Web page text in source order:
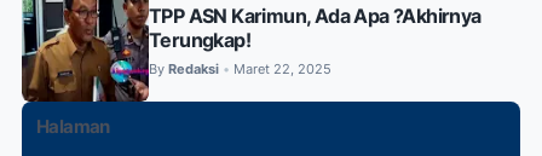
TPP ASN Karimun, Ada Apa ?Akhirnya
Terungkap!
By Redaksi • Maret 22, 2025
Halaman